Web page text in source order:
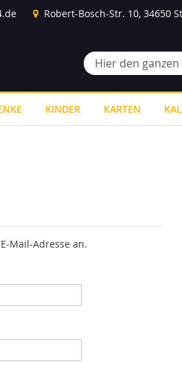
Robert-Bosch-Str. 10, 34650
Suche
KINDER KARTEN
Mail-Adresse an.